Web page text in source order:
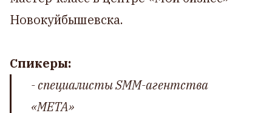
Новокуйбышевска.
Спикеры:
- специалисты SMM-агентства
«МЕТА»